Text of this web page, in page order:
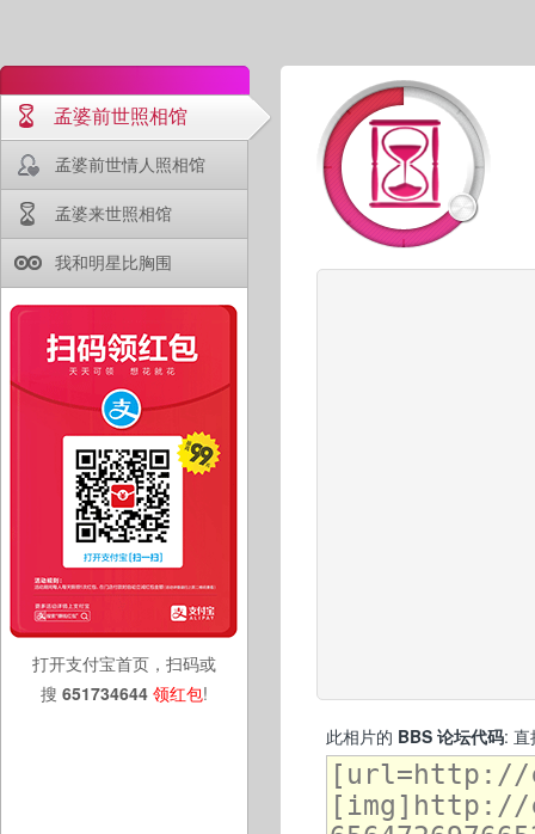
孟婆前世照相馆
孟婆前世情人照相馆
孟婆来世照相馆
我和明星比胸围
打开支付宝首页，扫码或
搜 651734644 领红包!
此相片的 BBS 论坛代码: 直